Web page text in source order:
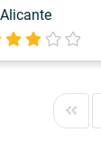
Alicante